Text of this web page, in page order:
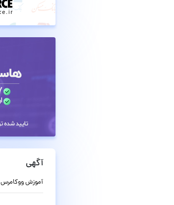
آگهی
آموزش ووکامرس